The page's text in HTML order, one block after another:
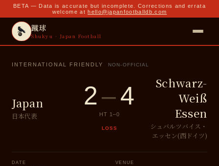
BETA — Data is accurate but incomplete. Corrections and errata
welcome at hello@japanfootballdb.com
蹴球
Shukyu · Japan Football
INTERNATIONAL FRIENDLY NON-OFFICIAL
Japan
日本代表
2–4
HT 1 –0
LOSS
Schwarz-
Weiß
Essen
シュバルツバイス・
エッセン(西ドイツ)
DATE VENUE